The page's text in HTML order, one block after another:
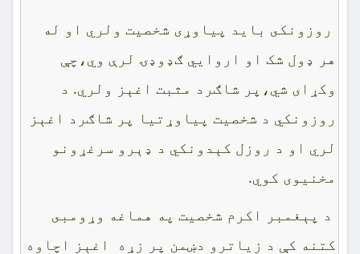
روزونکى بايد پياوړى شخصيت ولري او له
هر ډول شک او اروايي ګډوډۍ لرې وي،چې
وکړاى شي،پر شاګرد مثبت اغېز ولري. د
روزونکي د شخصيت پياوړتيا پر شاګرد اغېز
لري او د روزل کېدونکي د ډېرو سرغړونو
مخنيوى کوي.
د پېغمبر اکرم شخصيت په هماغه وړومبى
کتنه کې د زياترو دښمن پر زړه اغېز اچاوه